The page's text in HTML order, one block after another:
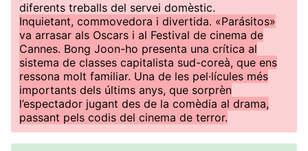
diferents treballs del servei domèstic.
Inquietant, commovedora i divertida. «Parásitos»
va arrasar als Oscars i al Festival de cinema de
Cannes. Bong Joon-ho presenta una crítica al
sistema de classes capitalista sud-coreà, que ens
ressona molt familiar. Una de les pel·lícules més
importants dels últims anys, que sorprèn
l’espectador jugant des de la comèdia al drama,
passant pels codis del cinema de terror.